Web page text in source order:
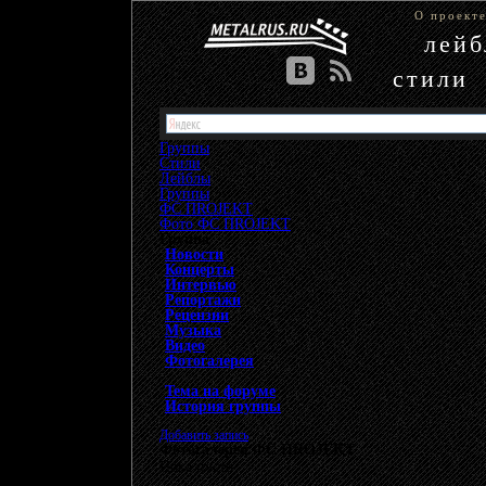
О проекте
стили
Группы
Стили
Лейблы
Группы»
ФС ПROJEKT»
Фото ФС ПROJEKT
Группа
Новости
Концерты
Интервью
Репортажи
Рецензии
Музыка
Видео
Фотогалерея
Тема на форуме
История группы
Добавить запись
Фотогалерея ФС ПROJEKT
Пока пусто